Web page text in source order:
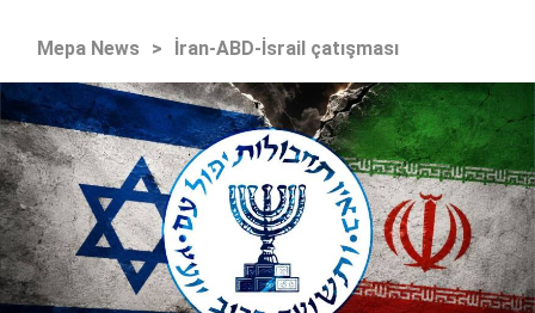
Mepa News > İran-ABD-İsrail çatışması